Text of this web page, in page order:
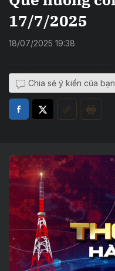
17/7/2025
18/07/2025 19:38
Chia sẻ ý kiến của bạn